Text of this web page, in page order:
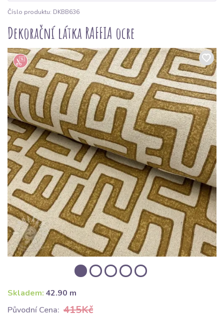
Číslo produktu: DKBB636
Dekorační látka RAFFIA ocre
Skladem: 42.90 m
Původní Cena: 415Kč